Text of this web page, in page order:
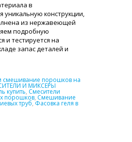
в
уникальную конструкции,
из нержавеющей
подробную
и тестируется на
запас деталей и
смешивание порошков на
И МИКСЕРЫ
купить, Смесители
порошков, Смешивание
труб,Фасовка геля в